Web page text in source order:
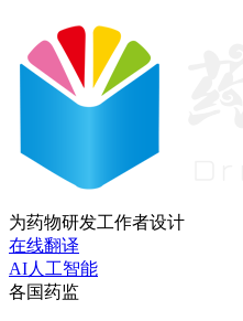
为药物研发工作者设计
在线翻译
AI人工智能
各国药监